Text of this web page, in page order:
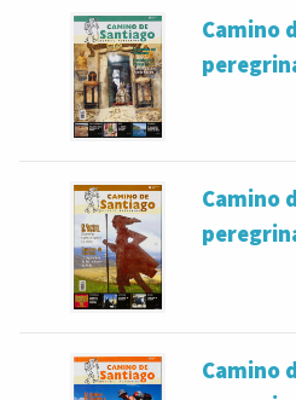
Camino
Camino
Camino